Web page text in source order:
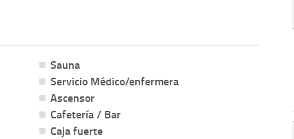
Sauna
Servicio Médico/enfermera
Ascensor
Cafetería / Bar
Caja fuerte